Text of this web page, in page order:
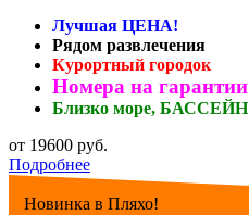
Лучшая ЦЕНА!
Рядом развлечения
Курортный городок
Номера на гарантии
Близко море, БАССЕЙН
от 19600 руб.
Подробнее
Новинка в Пляхо!